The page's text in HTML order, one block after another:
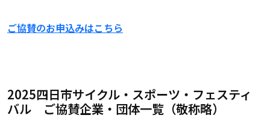
ご協賛のお申込みはこちら
2025四日市サイクル・スポーツ・フェスティ
バル ご協賛企業・団体一覧（敬称略）